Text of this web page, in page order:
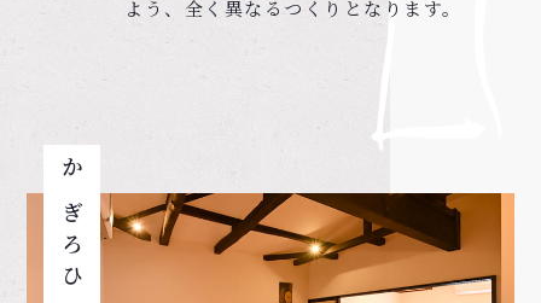
よう、全く異なるつくりとなります。
かぎろひ